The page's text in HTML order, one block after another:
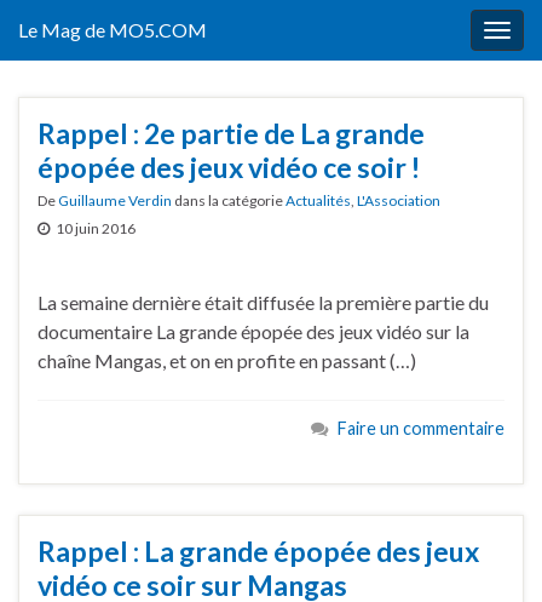
Le Mag de MO5.COM
Rappel : 2e partie de La grande
épopée des jeux vidéo ce soir !
DeGuillaume Verdin dans la catégorieActualités, L'Association
10 juin 2016
La semaine dernière était diffusée la première partie du
documentaire La grande épopée des jeux vidéo sur la
chaîne Mangas, et on en profite en passant (…)
Faire un commentaire
Rappel : La grande épopée des jeux
vidéo ce soir sur Mangas